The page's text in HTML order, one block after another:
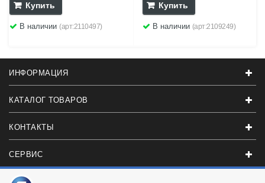
Купить
В наличии (арт:2110497)
Купить
В наличии (арт:2109249)
ИНФОРМАЦИЯ
КАТАЛОГ ТОВАРОВ
КОНТАКТЫ
СЕРВИС